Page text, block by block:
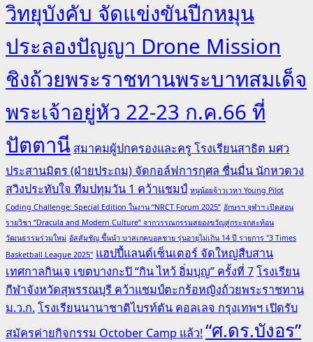
วิทยุบังคับ จัดแข่งขันปีกหมุน
ประลองปัญญา Drone Mission
ชิงถ้วยพระราชทานพระบาทสมเด็จ
พระเจ้าอยู่หัว 22-23 ก.ค.66 ที่
ปัตตานี สมาคมผู้ปกครองและครู โรงเรียนสาธิต มศว
ประสานมิตร (ฝ่ายประถม) จัดกอล์ฟการกุศล ชื่นมื่น นักหวดวง
สวิงประทับใจ ทีมปทุมวัน 1 คว้าแชมป์ หนูน้อยจ้าวเวหา Young Pilot
Coding Challenge: Special Edition ในงาน “NRCT Forum 2025” อักษรฯ จุฬาฯ เปิดสอน
รายวิชา “Dracula and Modern Culture” จากวรรณกรรมสยองขวัญสู่กระจกสะท้อน
วัฒนธรรมร่วมใหม่ อัสสัมชัญ ขึ้นนำ บาสเกตบอลชาย รุ่นอายุไม่เกิน 14 ปี รายการ "3 Times
Basketball League 2025" แฮปปี้แลนด์เซ็นเตอร์ จัดใหญ่สืบสาน
เทศกาลกินเจ เขตบางกะปิ “กิน ไหว้ อิ่มบุญ” ครั้งที่ 7โรงเรียน
กีฬาจังหวัดสุพรรณบุรี คว้าแชมป์ตะกร้อหญิงถ้วยพระราชทาน
ม.ว.ก.โรงเรียนนานาชาติไบรท์ตัน คอลเลจ กรุงเทพฯ เปิดรับ
สมัครค่ายกิจกรรม October Camp แล้ว!“ศ.ดร.บังอร”